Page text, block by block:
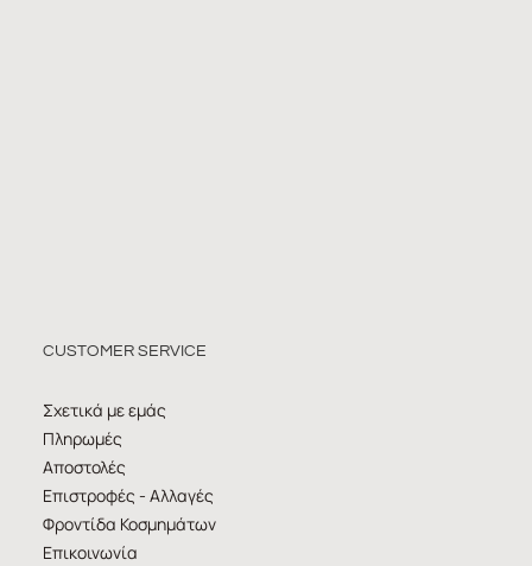
CUSTOMER SERVICE
Σχετικά με εμάς
Πληρωμές
Αποστολές
Επιστροφές - Αλλαγές
Φροντίδα Κοσμημάτων
Επικοινωνία